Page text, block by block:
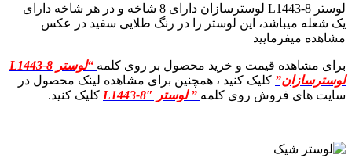
لوستر L1443-8 لوسترسازان دارای 8 شاخه و در هر شاخه دارای
یک شعله میباشد، این لوستر را در رنگ طلایی سفید در عکس
مشاهده میفرمایید
برای مشاهده قیمت و خرید محصول بر روی کلمه
“لوستر L1443-8
لوسترسازان” کلیک کنید ، همچنین برای مشاهده لینک محصول در
سایت های فروش روی کلمه ” لوستر L1443-8″ کلیک کنید.